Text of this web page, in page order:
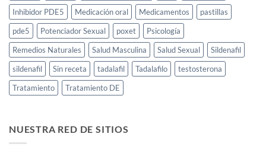
Inhibidor PDE5
Medicación oral Medicamentos
pastillas
pde5
Potenciador Sexual poxet
Psicología
Remedios Naturales
Salud Masculina Salud Sexual
Sildenafil
sildenafil
Sin receta tadalafil Tadalafilo
testosterona
Tratamiento
Tratamiento DE
NUESTRA RED DE SITIOS